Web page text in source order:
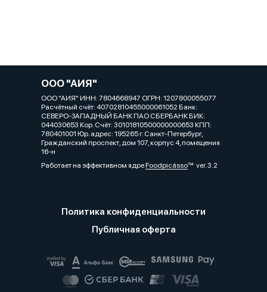
ООО "АИЯ"
ООО "АИЯ" ИНН: 7804668947 ОГРН: 1207800055077
Расчётный счёт: 40702810455000061052 Банк:
СЕВЕРО-ЗАПАДНЫЙ БАНК ПАО СБЕРБАНК БИК:
044030653 Кор. Cчёт: 30101810500000000653 КПП:
780401001 Юр. адрес: 195265 г. Санкт-Петербург,
Гражданский проспект, дом 107, корпус 4, помещения
16-н
Работает на эффективном ядреFoodpicássover. 3.2
Политика конфиденциальности
Публичная оферта